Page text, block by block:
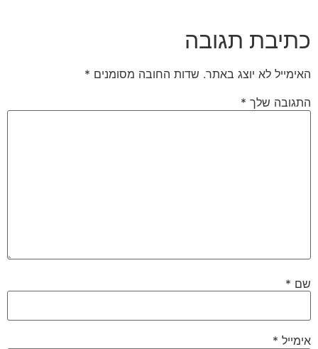
כתיבת תגובה
האימייל לא יוצג באתר. שדות החובה מסומנים *
התגובה שלך *
שם *
אימייל *